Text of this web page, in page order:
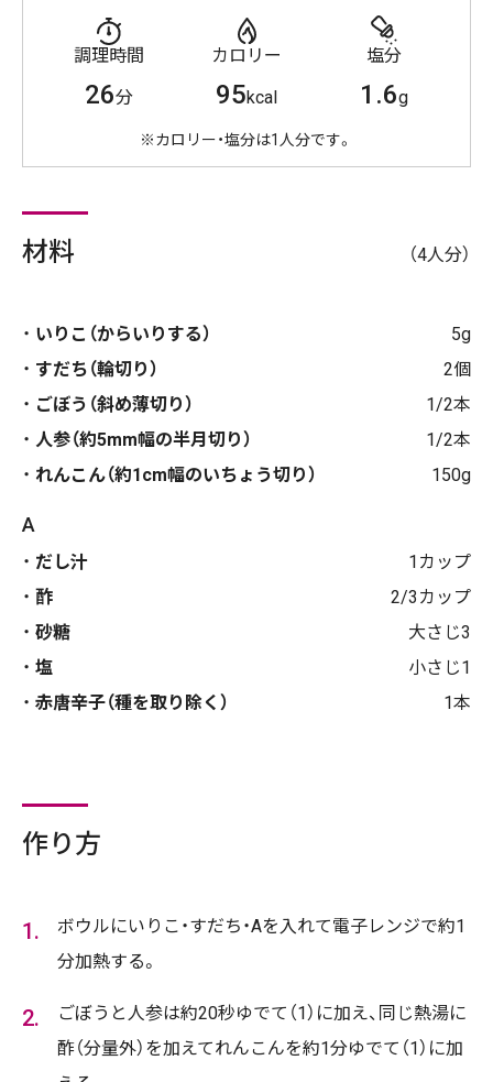
調理時間
26分
カロリー
95kcal
塩分
1.6g
※カロリー・塩分は1人分です。
材料 （4人分）
いりこ（からいりする）
5g
すだち（輪切り）
2個
ごぼう（斜め薄切り）
1/2本
人参（約5mm幅の半月切り）
1/2本
れんこん（約1cm幅のいちょう切り）
150g
A
だし汁
1カップ
酢
2/3カップ
砂糖
大さじ3
塩
小さじ1
赤唐辛子（種を取り除く）
1本
作り方
ボウルにいりこ・すだち・Aを入れて電子レンジで約1
分加熱する。
ごぼうと人参は約20秒ゆでて（1）に加え、同じ熱湯に
酢（分量外）を加えてれんこんを約1分ゆでて（1）に加